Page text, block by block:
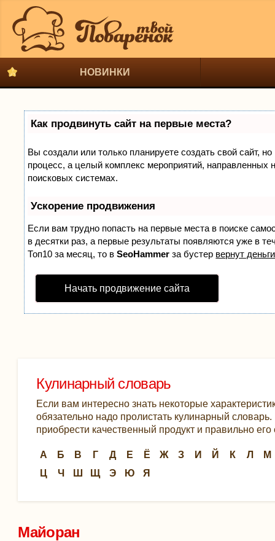
НОВИНКИ
Как продвинуть сайт на первые места?
Вы создали или только планируете создать свой сайт,
процесс, а целый комплекс мероприятий, направленных
поисковых системах.
Ускорение продвижения
Если вам трудно попасть на первые места в поиске
в десятки раз, а первые результаты появляются уже в
Топ10 за месяц, то вSeoHammer за бустер вернут
Начать продвижение сайта
Кулинарный словарь
Если вам интересно знать некоторые
обязательно надо пролистать кулинарный
приобрести качественный продукт и правильно его
А Б В Г Д Е Ё Ж З И Й К Л
М
Ц
Ч Ш Щ Э Ю Я
Майоран